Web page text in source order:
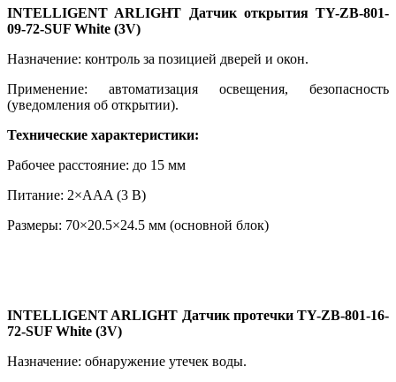
INTELLIGENT ARLIGHT Датчик открытия TY-ZB-801-
09-72-SUF White (3V)
Назначение: контроль за позицией дверей и окон.
Применение: автоматизация освещения, безопасность
(уведомления об открытии).
Технические характеристики:
Рабочее расстояние: до 15 мм
Питание: 2×AAA (3 В)
Размеры: 70×20.5×24.5 мм (основной блок)
INTELLIGENT ARLIGHT Датчик протечки TY-ZB-801-16-
72-SUF White (3V)
Назначение: обнаружение утечек воды.